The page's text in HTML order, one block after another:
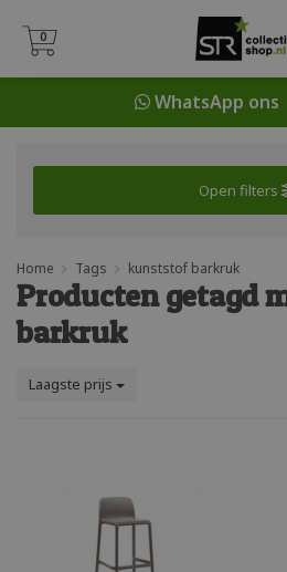
WhatsApp ons
0
0
Open filters
Home Tags kunststof barkruk
Producten getagd
barkruk
Laagste prijs